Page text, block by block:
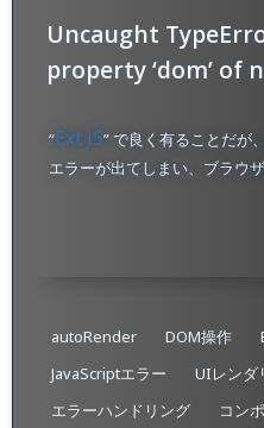
Uncaught
property ‘dom’ of
“Ext JS” で良く有ることだが
エラーが出てしまい、ブラウ
autoRender DOM操作
JavaScriptエラー
UIレンダ
エラーハンドリング
コン